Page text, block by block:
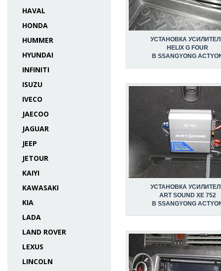
HAVAL
HONDA
HUMMER
HYUNDAI
INFINITI
ISUZU
IVECO
JAECOO
JAGUAR
JEEP
JETOUR
KAIYI
KAWASAKI
KIA
LADA
LAND ROVER
LEXUS
LINCOLN
УСТАНОВКА
HELIX G FOUR
В SSANGYONG
УСТАНОВКА
ART SOUND XE 752
В SSANGYONG